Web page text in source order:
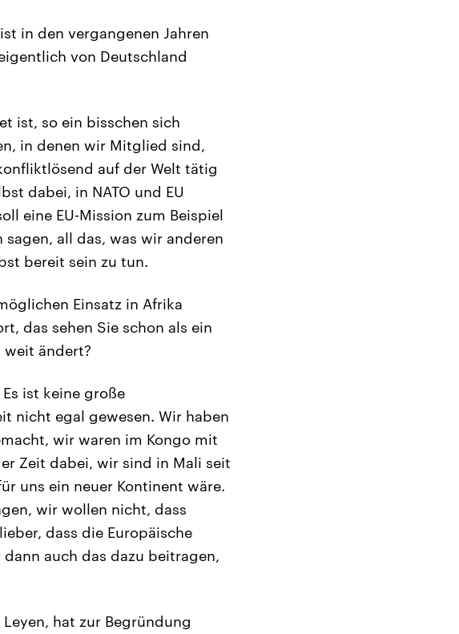
in den vergangenen Jahren
von Deutschland
ist, so ein bisschen sich
in denen wir Mitglied sind,
auf der Welt tätig
dabei, in NATO und EU
eine EU-Mission zum Beispiel
all das, was wir anderen
bereit sein zu tun.
Einsatz in Afrika
das sehen Sie schon als ein
ändert?
ist keine große
nicht egal gewesen. Wir haben
wir waren im Kongo mit
Zeit dabei, wir sind in Mali seit
uns ein neuer Kontinent wäre.
wir wollen nicht, dass
dass die Europäische
auch das dazu beitragen,
hat zur Begründung